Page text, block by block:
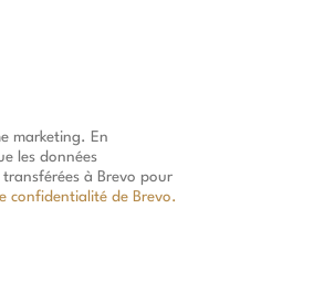
marketing. En
les données
à Brevo pour
confidentialité de Brevo.